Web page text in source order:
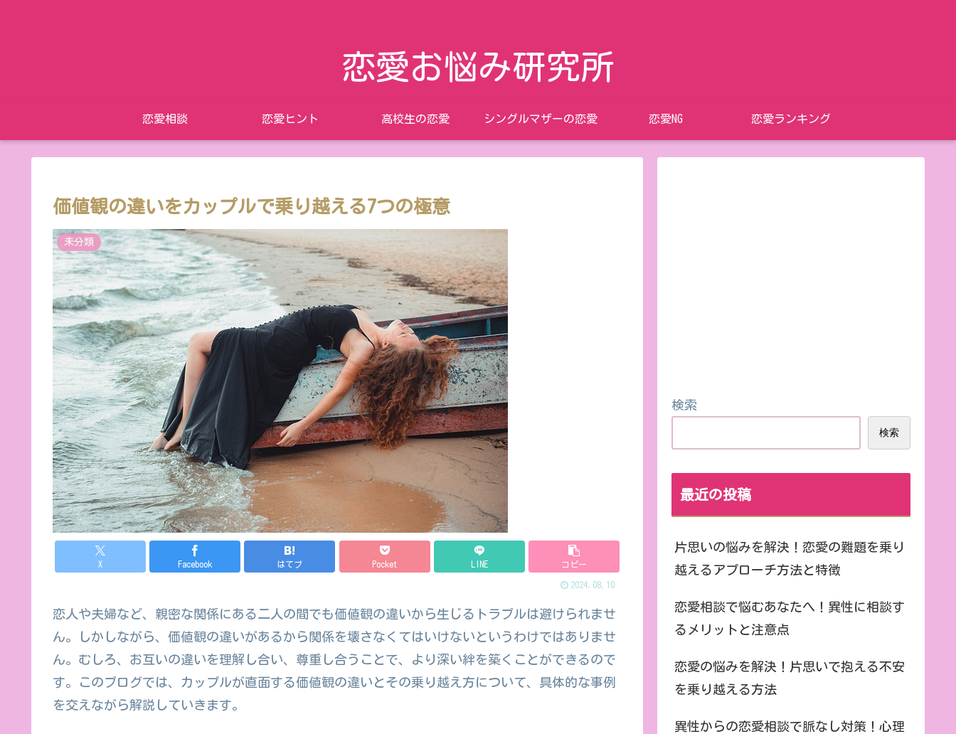
恋愛お悩み研究所
恋愛相談 恋愛ヒント 高校生の恋愛 シングルマザーの恋愛 恋愛NG 恋愛ランキング
価値観の違いをカップルで乗り越える7つの極意
未分類
X Facebook はてブ Pocket LINE コピー
2024.08.10
恋人や夫婦など、親密な関係にある二人の間でも価値観の違いから生じるトラブルは避けられませ
ん。しかしながら、価値観の違いがあるから関係を壊さなくてはいけないというわけではありませ
ん。むしろ、お互いの違いを理解し合い、尊重し合うことで、より深い絆を築くことができるので
す。このブログでは、カップルが直面する価値観の違いとその乗り越え方について、具体的な事例
を交えながら解説していきます。
検索
検索
最近の投稿
片思いの悩みを解決！恋愛の難題を乗り
越えるアプローチ方法と特徴
恋愛相談で悩むあなたへ！異性に相談す
るメリットと注意点
恋愛の悩みを解決！片思いで抱える不安
を乗り越える方法
異性からの恋愛相談で脈なし対策！心理